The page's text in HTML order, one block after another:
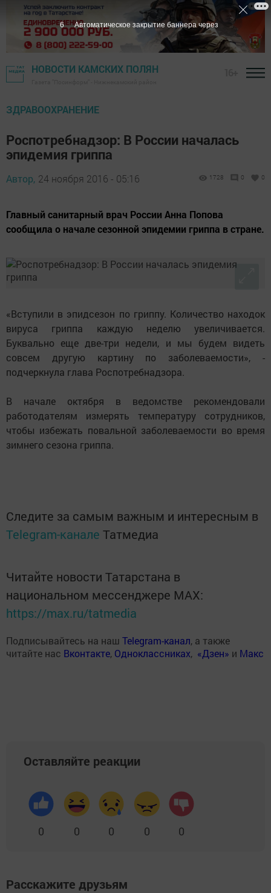
НОВОСТИ КАМСКИХ ПОЛЯН
ЗДРАВООХРАНЕНИЕ
Роспотребнадзор: В России началась
эпидемия гриппа
Автор, 24 ноября 2016 - 05:16 1728 0 0
Главный санитарный врач России Анна Попова
сообщила о начале сезонной эпидемии гриппа в стране.
«Вступили в эпидсезон по гриппу. Количество находок
вируса гриппа каждую неделю увеличивается.
Буквально еще две-три недели, и мы будем видеть
совсем другую картину по заболеваемости», -
подчеркнула глава Роспотребнадзора.
В начале октября в ведомстве рекомендовали
работодателям измерять температуру сотрудников,
чтобы избежать повальной заболеваемости во время
зимнего сезона гриппа.
Следите за самым важным и интересным в
Telegram-канале Татмедиа
Читайте новости Татарстана в
национальном мессенджере MАХ:
https://max.ru/tatmedia
Подписывайтесь на наш Telegram-канал, а также
читайте нас Вконтакте, Одноклассниках, «Дзен» и Макс
Оставляйте реакции
0 0 0 0 0
Расскажите друзьям
5 Автоматическое закрытие баннера через